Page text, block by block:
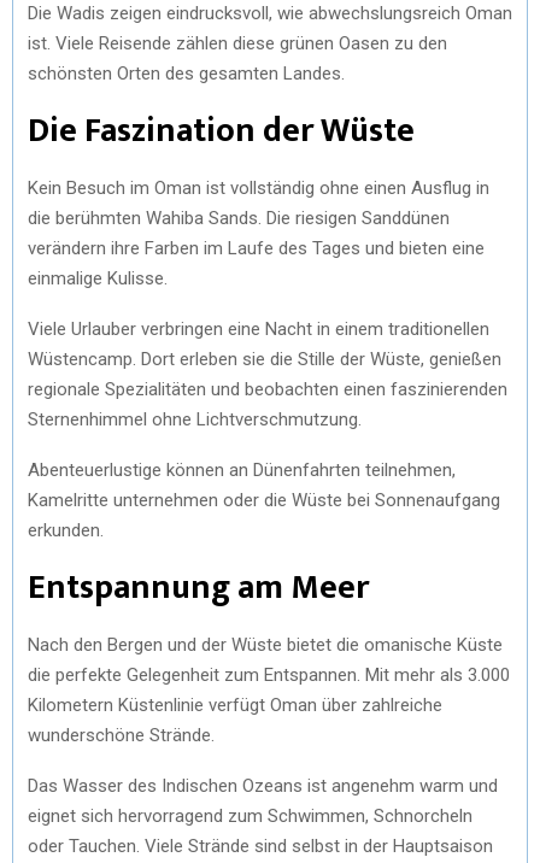
Die Wadis zeigen eindrucksvoll, wie abwechslungsreich Oman
ist. Viele Reisende zählen diese grünen Oasen zu den
schönsten Orten des gesamten Landes.
Die Faszination der Wüste
Kein Besuch im Oman ist vollständig ohne einen Ausflug in
die berühmten Wahiba Sands. Die riesigen Sanddünen
verändern ihre Farben im Laufe des Tages und bieten eine
einmalige Kulisse.
Viele Urlauber verbringen eine Nacht in einem traditionellen
Wüstencamp. Dort erleben sie die Stille der Wüste, genießen
regionale Spezialitäten und beobachten einen faszinierenden
Sternenhimmel ohne Lichtverschmutzung.
Abenteuerlustige können an Dünenfahrten teilnehmen,
Kamelritte unternehmen oder die Wüste bei Sonnenaufgang
erkunden.
Entspannung am Meer
Nach den Bergen und der Wüste bietet die omanische Küste
die perfekte Gelegenheit zum Entspannen. Mit mehr als 3.000
Kilometern Küstenlinie verfügt Oman über zahlreiche
wunderschöne Strände.
Das Wasser des Indischen Ozeans ist angenehm warm und
eignet sich hervorragend zum Schwimmen, Schnorcheln
oder Tauchen. Viele Strände sind selbst in der Hauptsaison